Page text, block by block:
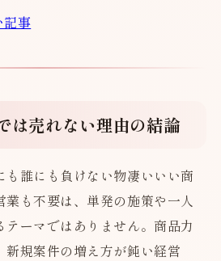
記事
は売れない理由の結論
も誰にも負けない物凄いいい商
業も不要は、単発の施策や一人
テーマではありません。商品力
新規案件の増え方が鈍い経営